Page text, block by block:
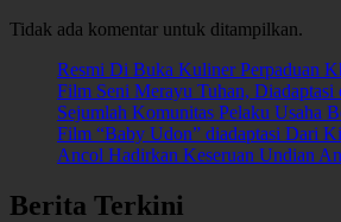
Tidak ada komentar untuk ditampilkan.
Resmi Di Buka Kuliner Perpaduan
Film Seni Merayu Tuhan,
Sejumlah Komunitas Pelaku Usaha
Film “Baby Udon” diadaptasi Dari
Ancol Hadirkan Keseruan Undian
Berita Terkini